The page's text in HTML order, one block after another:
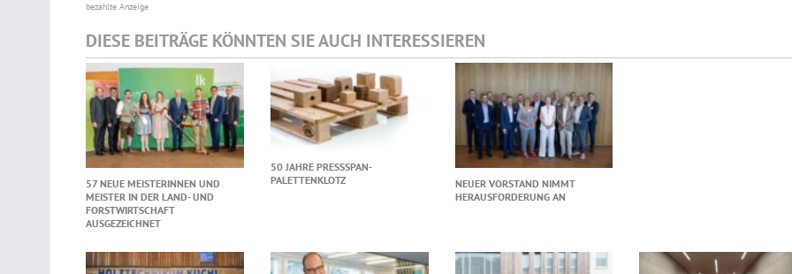
bezahlte Anzeige
DIESE BEITRÄGE KÖNNTEN SIE AUCH INTERESSIEREN
57 NEUE MEISTERINNEN UND
MEISTER IN DER LAND- UND
FORSTWIRTSCHAFT
AUSGEZEICHNET
50 JAHRE PRESSSPAN-
PALETTENKLOTZ
NEUER VORSTAND NIMMT
HERAUSFORDERUNG AN